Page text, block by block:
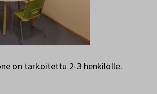
on tarkoitettu 2-3 henkilölle.